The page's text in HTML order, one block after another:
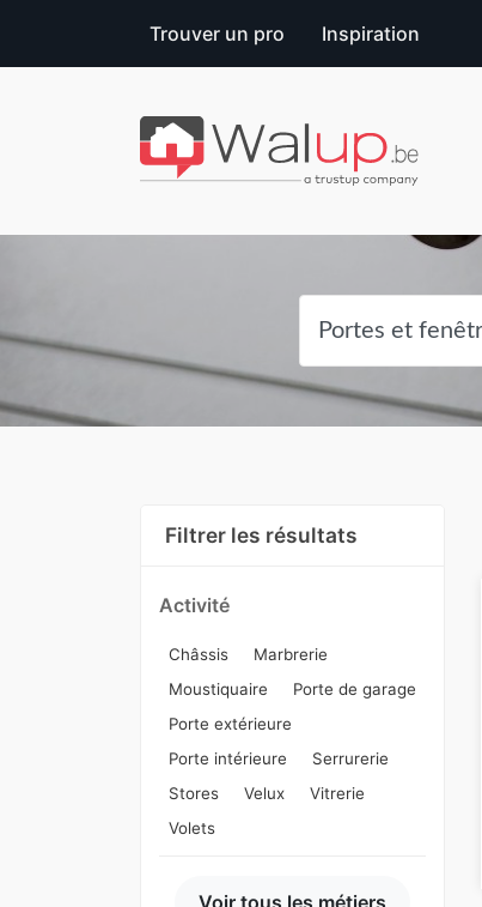
Trouver un pro Inspiration
Filtrer les résultats
Activité
Châssis
Marbrerie
Moustiquaire
Porte de garage
Porte extérieure
Porte intérieure
Serrurerie
Stores
Velux
Vitrerie
Volets
Voir tous les métiers